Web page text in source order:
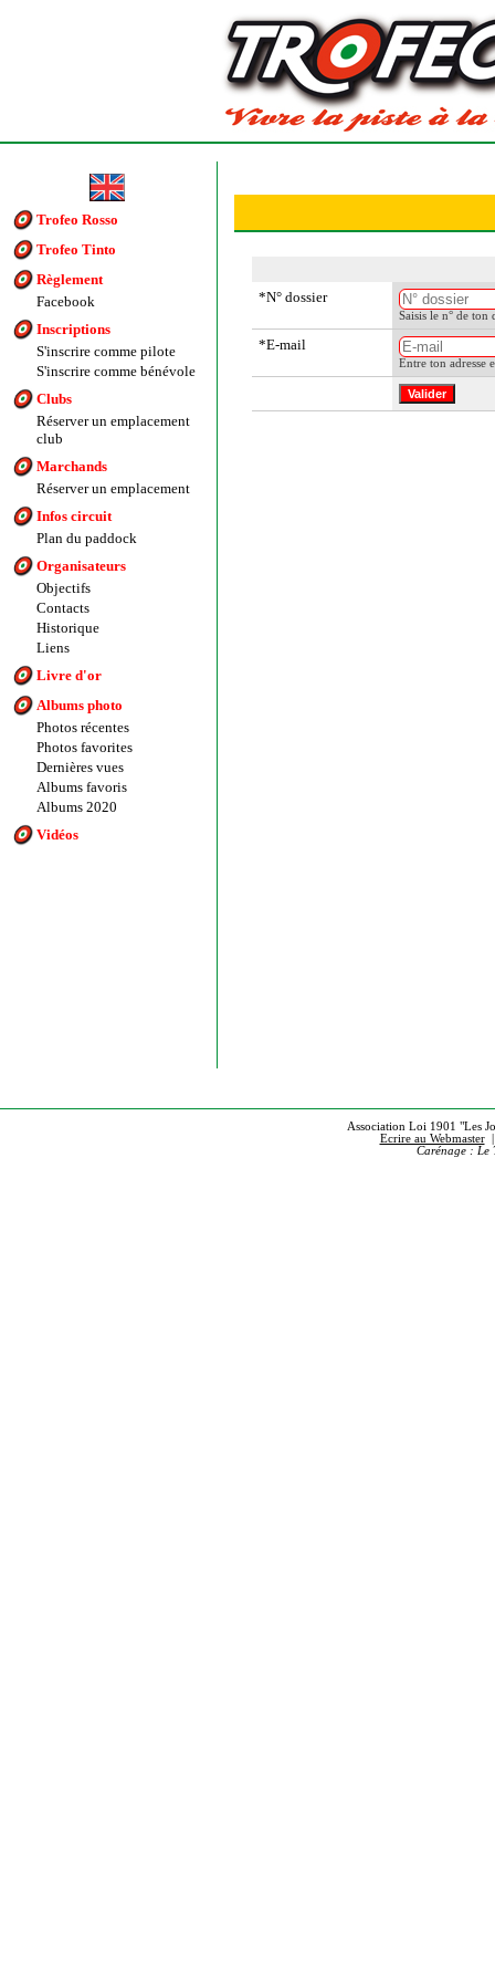
Trofeo Rosso
Trofeo Tinto
Règlement
Facebook
Inscriptions
S'inscrire comme pilote
S'inscrire comme bénévole
Clubs
Réserver un emplacement
club
Marchands
Réserver un emplacement
Infos circuit
Plan du paddock
Organisateurs
Objectifs
Contacts
Historique
Liens
Livre d'or
Albums photo
Photos récentes
Photos favorites
Dernières vues
Albums favoris
Albums 2020
Vidéos
*N° dossier
Saisis le n° de ton
*E-mail
Entre ton adresse
Association Loi 1901 "Les
Ecrire au Webmaster
Carénage : Le